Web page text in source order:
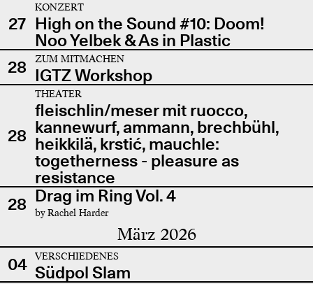
27
KONZERT
High on the Sound #10: Doom!
Noo Yelbek & As in Plastic
28
ZUM MITMACHEN
IGTZ Workshop
28
THEATER
fleischlin/meser mit ruocco,
kannewurf, ammann, brechbühl,
heikkilä, krstić, mauchle:
togetherness - pleasure as
resistance
28 Drag im Ring Vol. 4
by Rachel Harder
März 2026
04 VERSCHIEDENES
Südpol Slam